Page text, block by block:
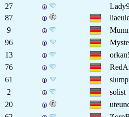
27
87
9
96
13
76
61
2
solist
20